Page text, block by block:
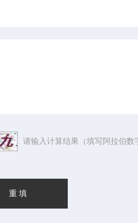
请输入计算结果（填写阿拉伯数